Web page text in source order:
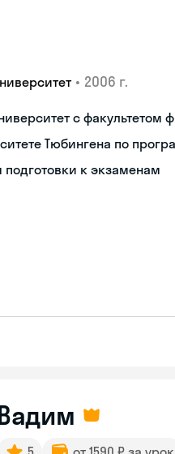
• 2006 г.
с факультетом
Тюбингена по
подготовки к экзаменам